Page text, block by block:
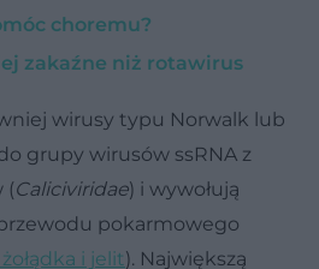
choremu?
zakaźne niż rotawirus
wirusy typu Norwalk lub
grupy wirusów ssRNA z
(Caliciviridae) i wywołują
pokarmowego
i jelit). Największą